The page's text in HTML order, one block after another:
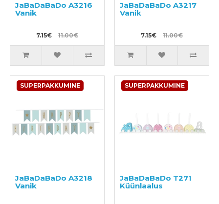
JaBaDaBaDo A3216
Vanik
7.15€ 11.00€
JaBaDaBaDo A3217
Vanik
7.15€ 11.00€
SUPERPAKKUMINE
JaBaDaBaDo A3218
Vanik
SUPERPAKKUMINE
JaBaDaBaDo T271
Küünlaalus